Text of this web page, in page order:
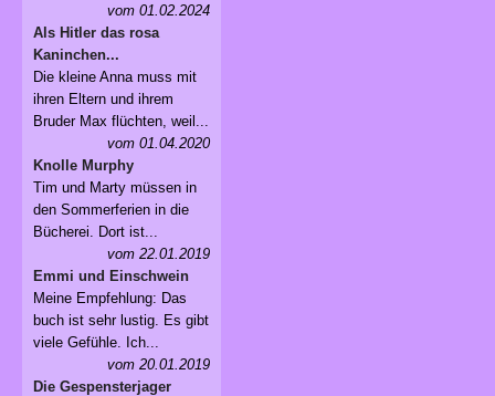
vom 01.02.2024
Als Hitler das rosa
Kaninchen...
Die kleine Anna muss mit
ihren Eltern und ihrem
Bruder Max flüchten, weil...
vom 01.04.2020
Knolle Murphy
Tim und Marty müssen in
den Sommerferien in die
Bücherei. Dort ist...
vom 22.01.2019
Emmi und Einschwein
Meine Empfehlung: Das
buch ist sehr lustig. Es gibt
viele Gefühle. Ich...
vom 20.01.2019
Die Gespensterjager